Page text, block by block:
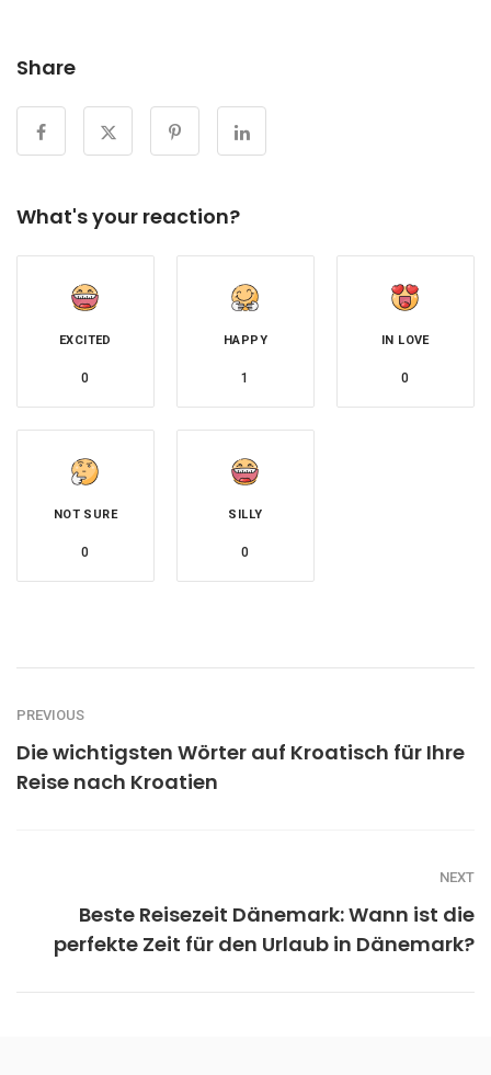
Share
What's your reaction?
EXCITED
0
HAPPY
1
IN LOVE
0
NOT SURE
0
SILLY
0
PREVIOUS
Die wichtigsten Wörter auf Kroatisch für Ihre
Reise nach Kroatien
NEXT
Beste Reisezeit Dänemark: Wann ist die
perfekte Zeit für den Urlaub in Dänemark?